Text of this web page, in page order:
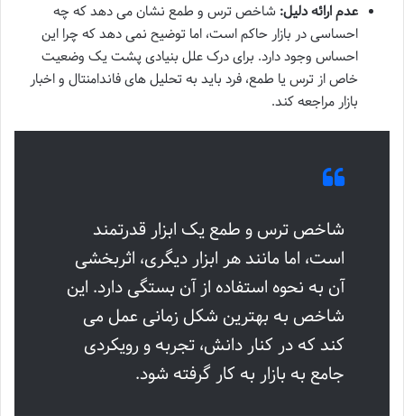
عدم ارائه دلیل: شاخص ترس و طمع نشان می دهد که چه
احساسی در بازار حاکم است، اما توضیح نمی دهد که چرا این
احساس وجود دارد. برای درک علل بنیادی پشت یک وضعیت
خاص از ترس یا طمع، فرد باید به تحلیل های فاندامنتال و اخبار
بازار مراجعه کند.
شاخص ترس و طمع یک ابزار قدرتمند
است، اما مانند هر ابزار دیگری، اثربخشی
آن به نحوه استفاده از آن بستگی دارد. این
شاخص به بهترین شکل زمانی عمل می
کند که در کنار دانش، تجربه و رویکردی
جامع به بازار به کار گرفته شود.